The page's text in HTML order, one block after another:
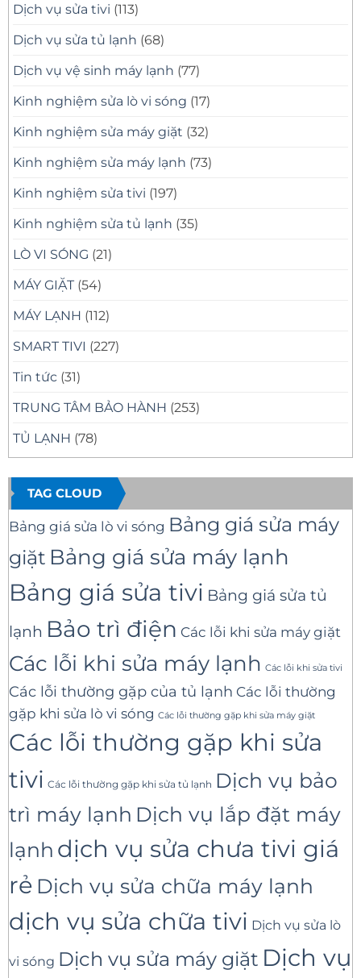
Dịch vụ sửa tivi (113)
Dịch vụ sửa tủ lạnh (68)
Dịch vụ vệ sinh máy lạnh (77)
Kinh nghiệm sửa lò vi sóng (17)
Kinh nghiệm sửa máy giặt (32)
Kinh nghiệm sửa máy lạnh (73)
Kinh nghiệm sửa tivi (197)
Kinh nghiệm sửa tủ lạnh (35)
LÒ VI SÓNG (21)
MÁY GIẶT (54)
MÁY LẠNH (112)
SMART TIVI (227)
Tin tức (31)
TRUNG TÂM BẢO HÀNH (253)
TỦ LẠNH (78)
TAG CLOUD
Bảng giá sửa lò vi sóng Bảng giá sửa máy
giặt Bảng giá sửa máy lạnh
Bảng giá sửa tivi Bảng giá sửa tủ
lạnh Bảo trì điện Các lỗi khi sửa máy giặt
Các lỗi khi sửa máy lạnh Các lỗi khi sửa tivi
Các lỗi thường gặp của tủ lạnh Các lỗi thường
gặp khi sửa lò vi sóng Các lỗi thường gặp khi sửa máy giặt
Các lỗi thường gặp khi sửa
tivi Các lỗi thường gặp khi sửa tủ lạnh Dịch vụ bảo
trì máy lạnh Dịch vụ lắp đặt máy
lạnh dịch vụ sửa chưa tivi giá
rẻ Dịch vụ sửa chữa máy lạnh
dịch vụ sửa chữa tivi Dịch vụ sửa lò
vi sóng Dịch vụ sửa máy giặt Dịch vụ